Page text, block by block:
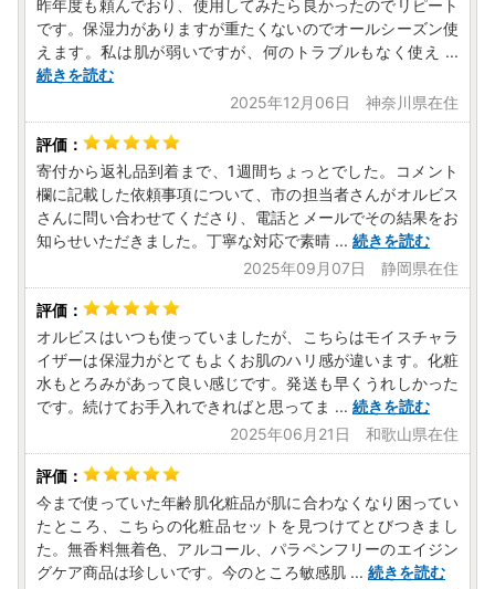
昨年度も頼んでおり、使用してみたら良かったのでリピート
です。保湿力がありますが重たくないのでオールシーズン使
えます。私は肌が弱いですが、何のトラブルもなく使え ...
続きを読む
2025年12月06日 神奈川県在住
寄付から返礼品到着まで、1週間ちょっとでした。コメント
欄に記載した依頼事項について、市の担当者さんがオルビス
さんに問い合わせてくださり、電話とメールでその結果をお
知らせいただきました。丁寧な対応で素晴 ... 続きを読む
2025年09月07日 静岡県在住
オルビスはいつも使っていましたが、こちらはモイスチャラ
イザーは保湿力がとてもよくお肌のハリ感が違います。化粧
水もとろみがあって良い感じです。発送も早くうれしかった
です。続けてお手入れできればと思ってま ... 続きを読む
2025年06月21日 和歌山県在住
今まで使っていた年齢肌化粧品が肌に合わなくなり困ってい
たところ、こちらの化粧品セットを見つけてとびつきまし
た。無香料無着色、アルコール、パラペンフリーのエイジン
グケア商品は珍しいです。今のところ敏感肌 ... 続きを読む